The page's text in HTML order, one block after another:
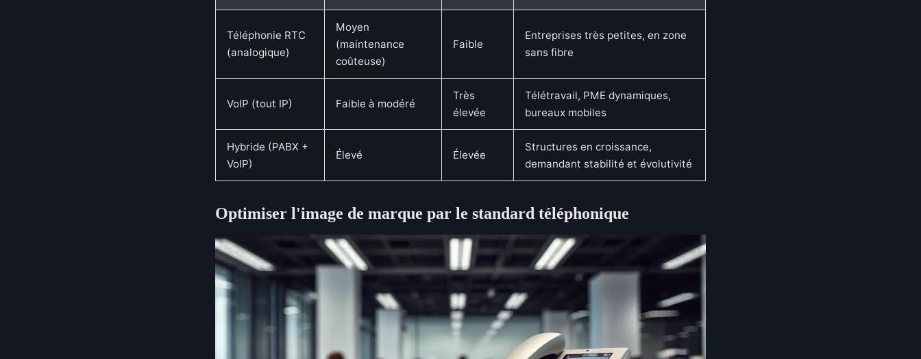
Téléphonie RTC
(analogique)
Moyen
(maintenance
coûteuse)
Faible
Entreprises très petites, en zone
sans fibre
VoIP (tout IP) Faible à modéré
Très
élevée
Télétravail, PME dynamiques,
bureaux mobiles
Hybride (PABX +
VoIP)
Élevé Élevée
Structures en croissance,
demandant stabilité et évolutivité
Optimiser l'image de marque par le standard téléphonique